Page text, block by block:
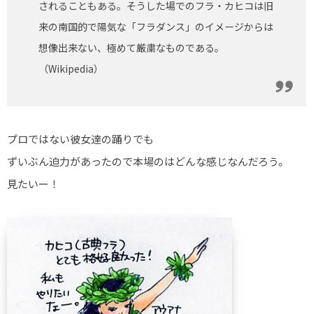
されることもある。そうした場でのフラ・カヒコは旧
来の南国的で陽気な「フラダンス」のイメージからは
想像出来ない、極めて厳粛なものである。
（Wikipedia）
プロではない彼女達の踊りでも
ずいぶん迫力があったので本場のはどんな感じなんだろう。
見たいー！